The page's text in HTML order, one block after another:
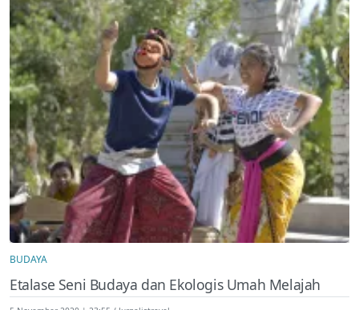
BUDAYA
Etalase Seni Budaya dan Ekologis Umah Melajah